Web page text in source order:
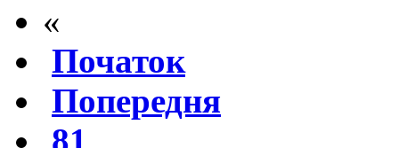
«
Початок
Попередня
81